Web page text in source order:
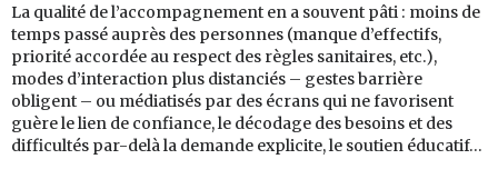
La qualité de l’accompagnement en a souvent pâti : moins de
temps passé auprès des personnes (manque d’effectifs,
priorité accordée au respect des règles sanitaires, etc.),
modes d’interaction plus distanciés – gestes barrière
obligent – ou médiatisés par des écrans qui ne favorisent
guère le lien de confiance, le décodage des besoins et des
difficultés par-delà la demande explicite, le soutien éducatif…